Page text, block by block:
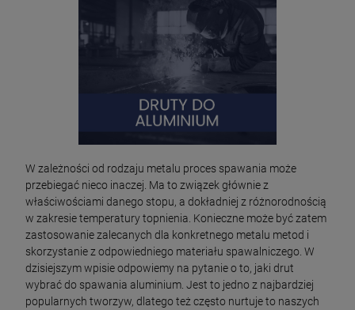
W zależności od rodzaju metalu proces spawania może
przebiegać nieco inaczej. Ma to związek głównie z
właściwościami danego stopu, a dokładniej z różnorodnością
w zakresie temperatury topnienia. Konieczne może być zatem
zastosowanie zalecanych dla konkretnego metalu metod i
skorzystanie z odpowiedniego materiału spawalniczego. W
dzisiejszym wpisie odpowiemy na pytanie o to, jaki drut
wybrać do spawania aluminium. Jest to jedno z najbardziej
popularnych tworzyw, dlatego też często nurtuje to naszych